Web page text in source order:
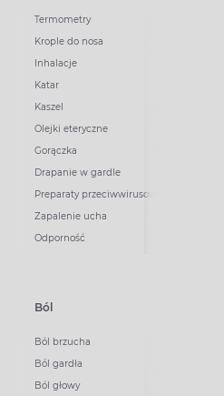
Termometry
Krople do nosa
Inhalacje
Katar
Kaszel
Olejki eteryczne
Gorączka
Drapanie w gardle
Preparaty przeciwwirusowe
Zapalenie ucha
Odporność
Ból
Ból brzucha
Ból gardła
Ból głowy